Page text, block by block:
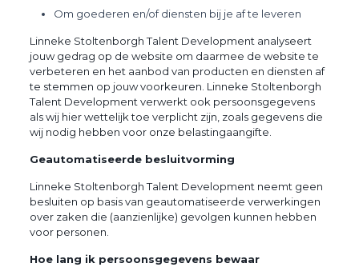
Om goederen en/of diensten bij je af te leveren
Linneke Stoltenborgh Talent Development analyseert
jouw gedrag op de website om daarmee de website te
verbeteren en het aanbod van producten en diensten af
te stemmen op jouw voorkeuren. Linneke Stoltenborgh
Talent Development verwerkt ook persoonsgegevens
als wij hier wettelijk toe verplicht zijn, zoals gegevens die
wij nodig hebben voor onze belastingaangifte.
Geautomatiseerde besluitvorming
Linneke Stoltenborgh Talent Development neemt geen
besluiten op basis van geautomatiseerde verwerkingen
over zaken die (aanzienlijke) gevolgen kunnen hebben
voor personen.
Hoe lang ik persoonsgegevens bewaar